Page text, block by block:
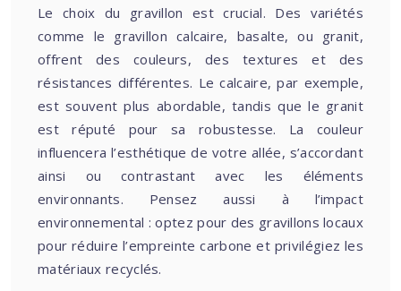
Le choix du gravillon est crucial. Des variétés
comme le gravillon calcaire, basalte, ou granit,
offrent des couleurs, des textures et des
résistances différentes. Le calcaire, par exemple,
est souvent plus abordable, tandis que le granit
est réputé pour sa robustesse. La couleur
influencera l’esthétique de votre allée, s’accordant
ainsi ou contrastant avec les éléments
environnants. Pensez aussi à l’impact
environnemental : optez pour des gravillons locaux
pour réduire l’empreinte carbone et privilégiez les
matériaux recyclés.